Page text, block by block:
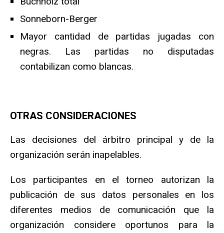
Sonneborn-Berger
Mayor cantidad de partidas jugadas con
negras. Las partidas no disputadas
contabilizan como blancas.
OTRAS CONSIDERACIONES
Las decisiones del árbitro principal y de la
organización serán inapelables.
Los participantes en el torneo autorizan la
publicación de sus datos personales en los
diferentes medios de comunicación que la
organización considere oportunos para la